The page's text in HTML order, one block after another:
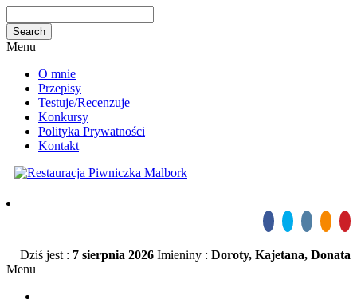
Menu
O mnie
Przepisy
Testuje/Recenzuje
Konkursy
Polityka Prywatności
Kontakt
Dziś jest : 7 sierpnia 2026 Imieniny : Doroty, Kajetana, Donata
Menu